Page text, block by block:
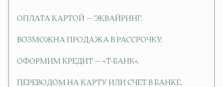
ОПЛАТА КАРТОЙ — ЭКВАЙРИНГ.
ВОЗМОЖНА ПРОДАЖА В РАССРОЧКУ.
ОФОРМИМ КРЕДИТ — «Т-БАНК».
ПЕРЕВОДОМ НА КАРТУ ИЛИ СЧЕТ В БАНКЕ.